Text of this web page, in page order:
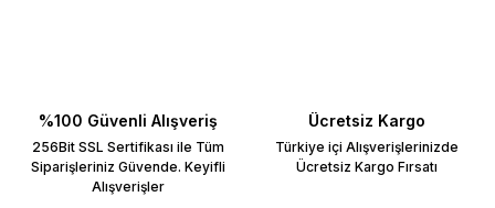
%100 Güvenli Alışveriş
256Bit SSL Sertifikası ile Tüm
Siparişleriniz Güvende. Keyifli
Alışverişler
Ücretsiz Kargo
Türkiye içi Alışverişlerinizde
Ücretsiz Kargo Fırsatı